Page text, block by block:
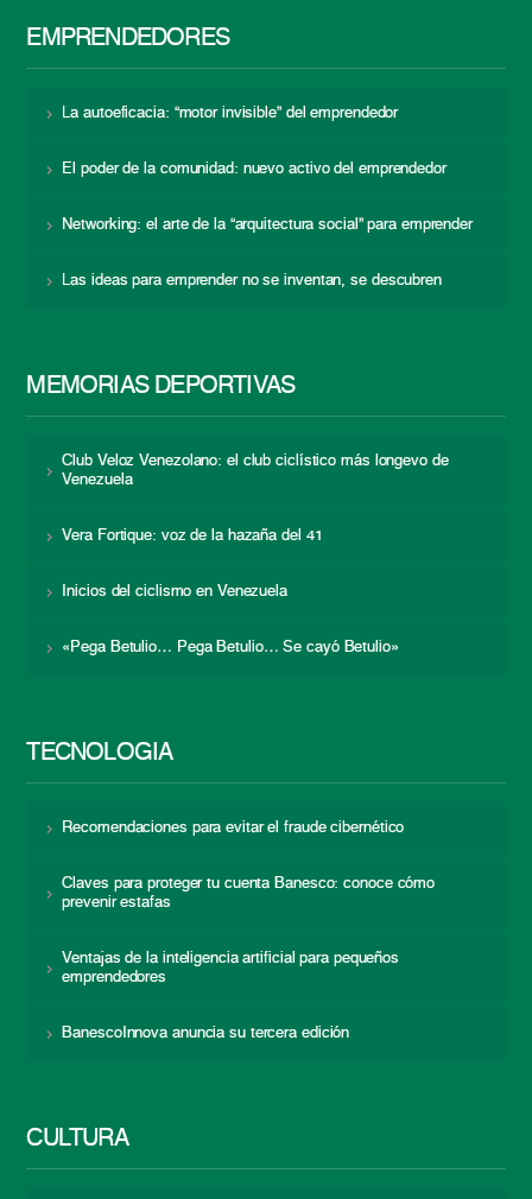
EMPRENDEDORES
La autoeficacia: “motor invisible” del emprendedor
El poder de la comunidad: nuevo activo del emprendedor
Networking: el arte de la “arquitectura social” para emprender
Las ideas para emprender no se inventan, se descubren
MEMORIAS DEPORTIVAS
Club Veloz Venezolano: el club ciclístico más longevo de
Venezuela
Vera Fortique: voz de la hazaña del 41
Inicios del ciclismo en Venezuela
«Pega Betulio… Pega Betulio… Se cayó Betulio»
TECNOLOGÍA
Recomendaciones para evitar el fraude cibernético
Claves para proteger tu cuenta Banesco: conoce cómo
prevenir estafas
Ventajas de la inteligencia artificial para pequeños
emprendedores
BanescoInnova anuncia su tercera edición
CULTURA